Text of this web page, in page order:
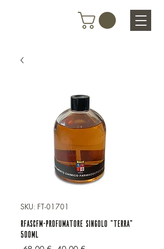
SKU: FT-01701
rfaSCFM-PROFUMATORE SINGOLO "TERRA"
500ML